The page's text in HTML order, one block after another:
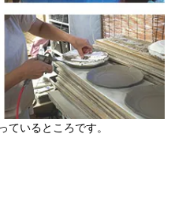
ているところです。